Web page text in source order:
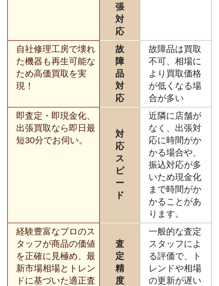
張
対
応
自社修理工房で壊れ
た機器も再生可能な
ため高価買取を実
現！
故
障
品
対
応
故障品は買取
不可、相場に
より買取価格
が低くなる場
合が多い
即査定・即現金化、
出張買取なら即日最
短30分でお伺い。
対
応
ス
ピ
ー
ド
近隣に店舗が
なく、出張対
応に時間がか
かる場合や、
振込対応が多
いため現金化
まで時間がか
かることがあ
ります。
経験豊富なプロのス
タッフが商品の価値
を正確に見極め、最
新市場相場とトレン
ドに基づいた適正査
査
定
精
度
一般的な査定
スタッフによ
る評価で、ト
レンドや相場
の更新が遅い